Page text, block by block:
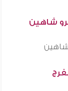
شاهين